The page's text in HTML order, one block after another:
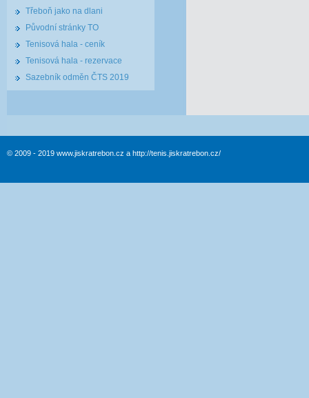
Třeboň jako na dlani
Původní stránky TO
Tenisová hala - ceník
Tenisová hala - rezervace
Sazebník odměn ČTS 2019
© 2009 - 2019 www.jiskratrebon.cz a http://tenis.jiskratrebon.cz/